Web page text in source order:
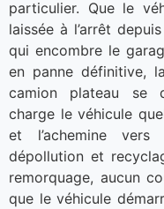
particulier. Que le
laissée à l’arrêt
qui encombre le
en panne définitive,
camion plateau se
charge le véhicule
et l’achemine
dépollution et
remorquage, aucun
que le véhicule